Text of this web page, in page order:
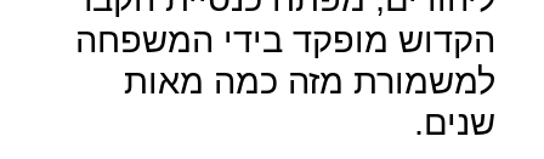
הקדוש מופקד בידי המשפחה
למשמורת מזה כמה מאות
שנים.